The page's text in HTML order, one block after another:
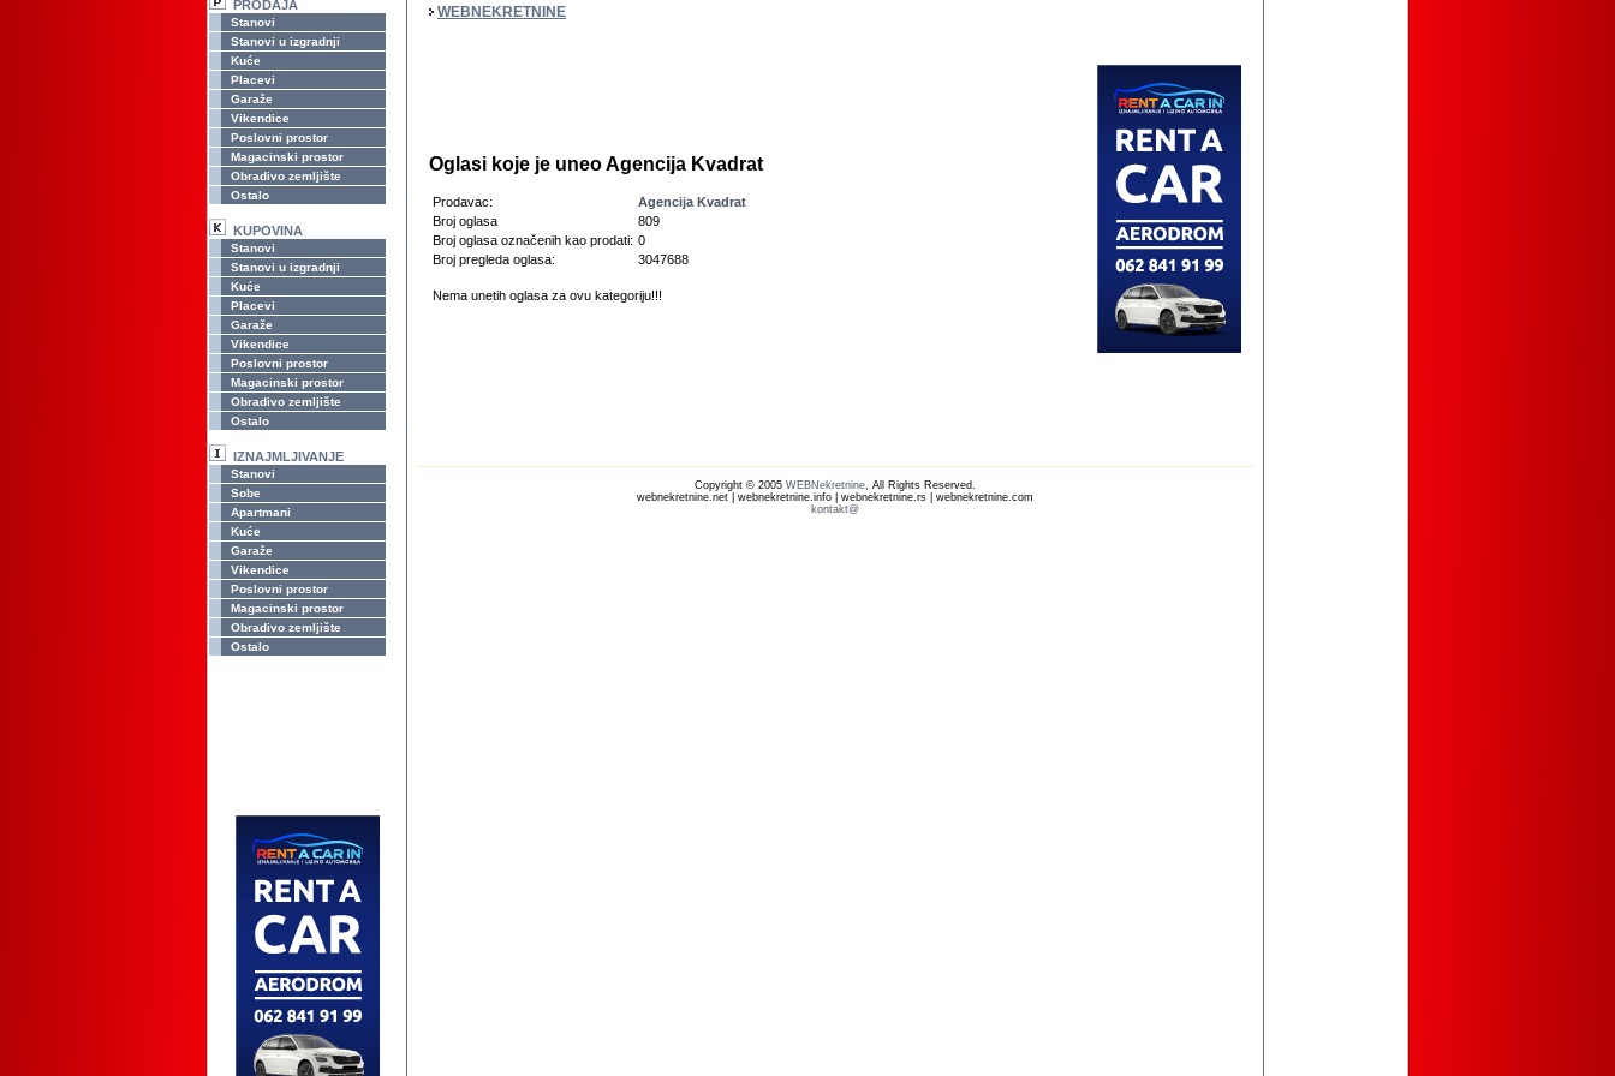
PRODAJA
Stanovi
Stanovi u izgradnji
Kuće
Placevi
Garaže
Vikendice
Poslovni prostor
Magacinski prostor
Obradivo zemljište
Ostalo
KUPOVINA
Stanovi
Stanovi u izgradnji
Kuće
Placevi
Garaže
Vikendice
Poslovni prostor
Magacinski prostor
Obradivo zemljište
Ostalo
IZNAJMLJIVANJE
Stanovi
Sobe
Apartmani
Kuće
Garaže
Vikendice
Poslovni prostor
Magacinski prostor
Obradivo zemljište
Ostalo
WEBNEKRETNINE
Oglasi koje je uneo Agencija Kvadrat
Prodavac:
Agencija Kvadrat
Broj oglasa
809
Broj oglasa označenih kao prodati: 0
Broj pregleda oglasa:
3047688
Nema unetih oglasa za ovu kategoriju!!!
Copyright © 2005 WEBNekretnine, All Rights Reserved.
webnekretnine.net | webnekretnine.info | webnekretnine.rs | webnekretnine.com
kontakt@